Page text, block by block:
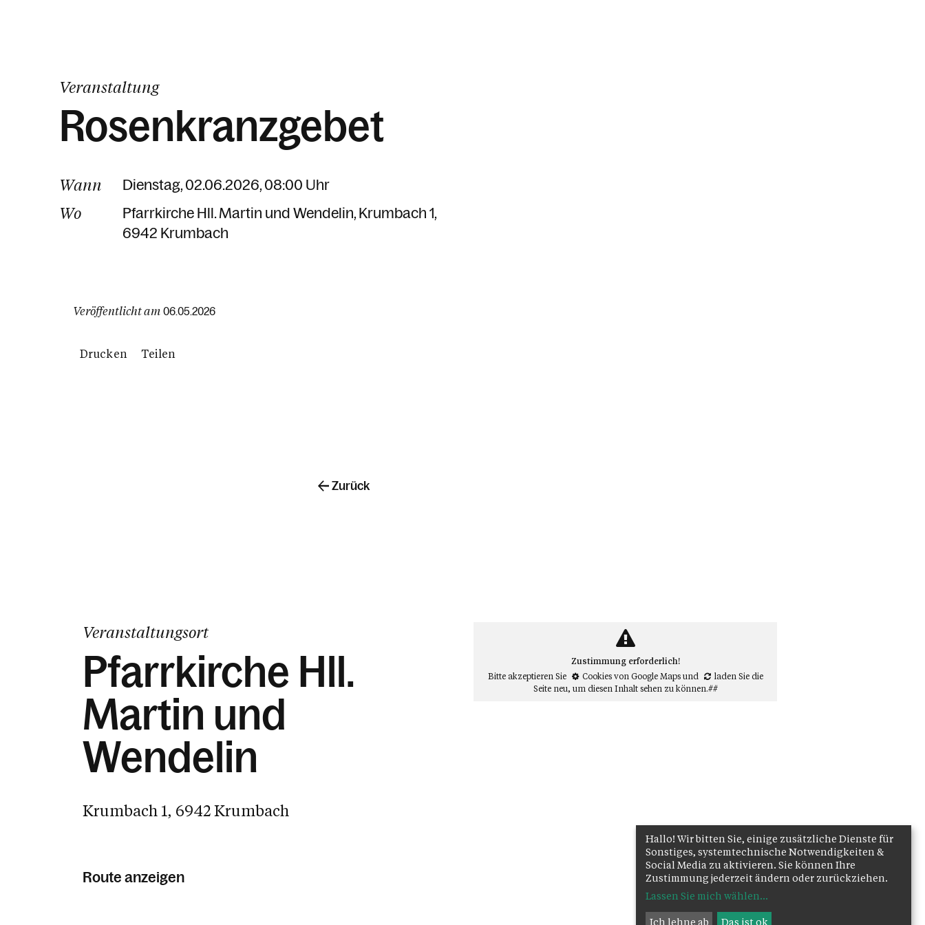
Veranstaltung
Rosenkranzgebet
Wann Dienstag, 02.06.2026, 08:00 Uhr
Wo Pfarrkirche Hll. Martin und Wendelin Krumbach 1
6942 Krumbach
Veröffentlicht am 06.05.2026
Drucken Teilen
Zurück
Veranstaltungsort
Pfarrkirche Hll.
Martin und
Wendelin
Krumbach 1, 6942 Krumbach
Route anzeigen
Zustimmung erforderlich!
Bitte akzeptieren Sie
Cookies von Google Mapsund
laden Sie die
Seite neu, um diesen Inhalt sehen zu können.##
Hallo! Wir bitten Sie, einige zusätzliche Dienste für
Sonstiges, systemtechnische Notwendigkeiten &
Social Media zu aktivieren. Sie können Ihre
Zustimmung jederzeit ändern oder zurückziehen.
Lassen Sie mich wählen...
Ich lehne ab Das ist ok